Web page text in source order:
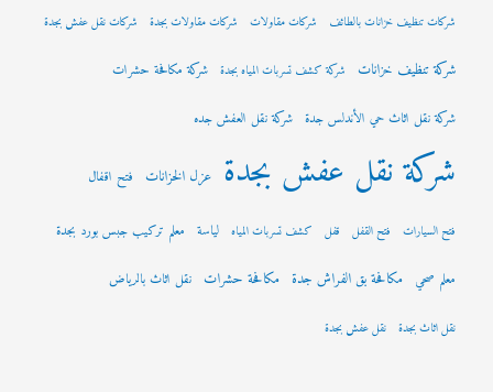
شركات تنظيف خزانات بالطائف شركات مقاولات شركات مقاولات بجدة شركات نقل عفش بجدة
شركة تنظيف خزانات شركة كشف تسربات المياه بجدة شركة مكافحة حشرات
شركة نقل اثاث حي الأندلس جدة شركة نقل العفش جده
شركة نقل عفش بجدة عزل الخزانات فتح اقفال
فتح السيارات فتح القفل قفل كشف تسربات المياه لياسة معلم تركيب جبس بورد بجدة
معلم صحي مكافحة بق الفراش جدة مكافحة حشرات نقل اثاث بالرياض
نقل اثاث بجدة نقل عفش بجدة